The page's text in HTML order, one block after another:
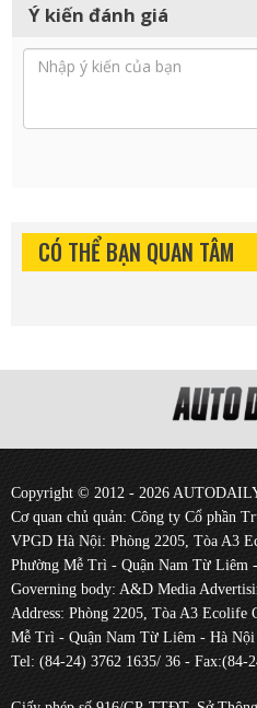
Ý kiến đánh giá
CÓ THỂ BẠN QUAN TÂM
Copyright © 2012 - 2026
Cơ quan chủ quản: Công ty Cổ phần
VPGD Hà Nội: Phòng 2205, Tòa A3
Phường Mễ Trì - Quận Nam Từ Liêm
Governing body: A&D Media
Address: Phòng 2205, Tòa A3
Mễ Trì - Quận Nam Từ Liêm - Hà Nội
Tel: (84-24) 3762 1635/ 36 - Fax:(84-